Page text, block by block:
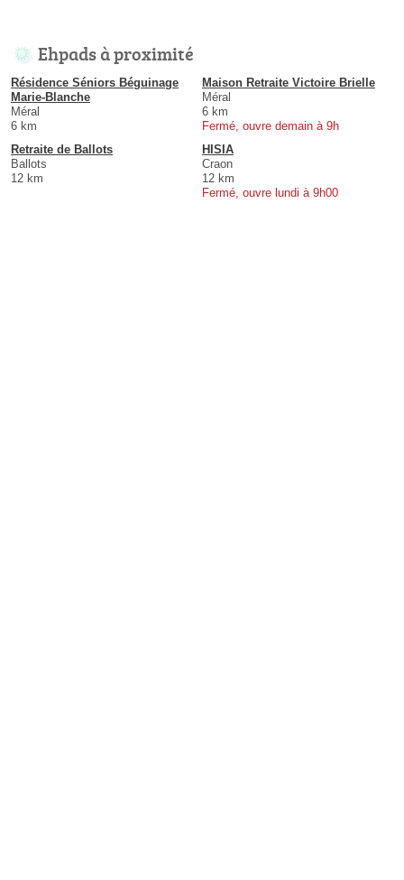
Ehpads à proximité
Résidence Séniors Béguinage
Marie-Blanche
Méral
6 km
Maison Retraite Victoire Brielle
Méral
6 km
Fermé, ouvre demain à 9h
Retraite de Ballots
Ballots
12 km
HISIA
Craon
12 km
Fermé, ouvre lundi à 9h00